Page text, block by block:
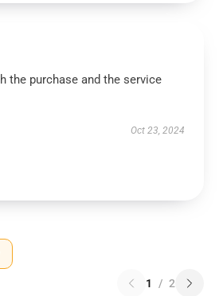
the purchase and the service
Oct 23, 2024
1 / 2